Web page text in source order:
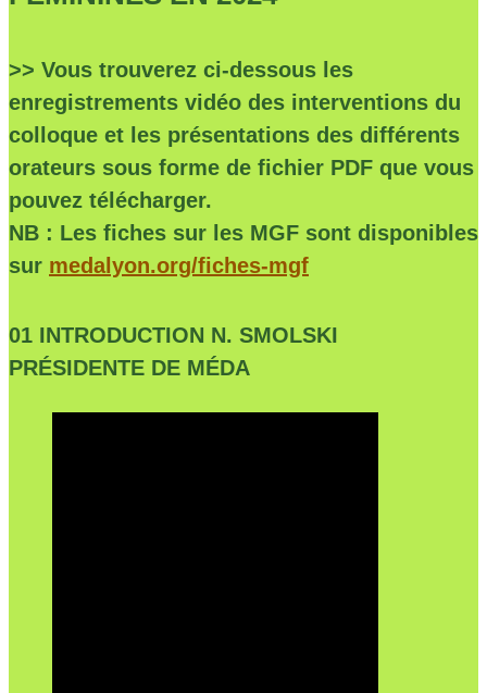
>> Vous trouverez ci-dessous les
enregistrements vidéo des interventions du
colloque et les présentations des différents
orateurs sous forme de fichier PDF que vous
pouvez télécharger.
NB : Les fiches sur les MGF sont disponibles
sur medalyon.org/fiches-mgf
01 INTRODUCTION N. SMOLSKI
PRÉSIDENTE DE MÉDA